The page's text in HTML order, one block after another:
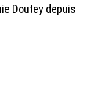
Doutey depuis